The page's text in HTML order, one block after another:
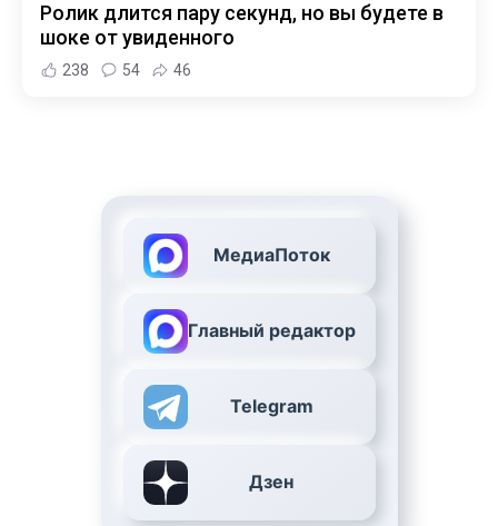
Ролик длится пару секунд, но вы будете в
шоке от увиденного
238 54 46
МедиаПоток
Главный редактор
Telegram
Дзен